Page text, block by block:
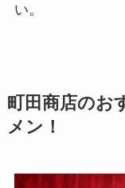
い。
町田商店のお
メン！